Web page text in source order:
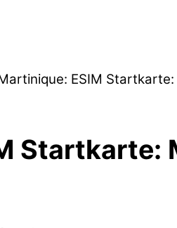
ESIM
Startkarte: